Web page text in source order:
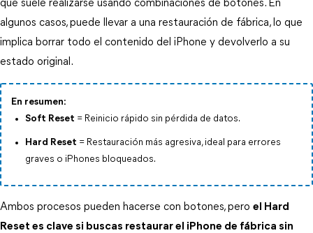
que suele realizarse usando combinaciones de botones. En
algunos casos, puede llevar a una restauración de fábrica, lo que
implica borrar todo el contenido del iPhone y devolverlo a su
estado original.
En resumen:
Soft Reset = Reinicio rápido sin pérdida de datos.
Hard Reset = Restauración más agresiva, ideal para errores
graves o iPhones bloqueados.
Ambos procesos pueden hacerse con botones, pero el Hard
Reset es clave si buscas restaurar el iPhone de fábrica sin